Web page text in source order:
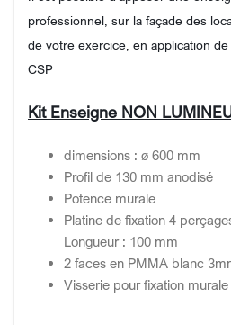
professionnel, sur la façade des
de votre exercice, en application
CSP
Kit Enseigne NON
dimensions : ø 600 mm
Profil de 130 mm anodisé
Potence murale
Platine de fixation 4
Longueur : 100 mm
2 faces en PMMA blanc
Visserie pour fixation